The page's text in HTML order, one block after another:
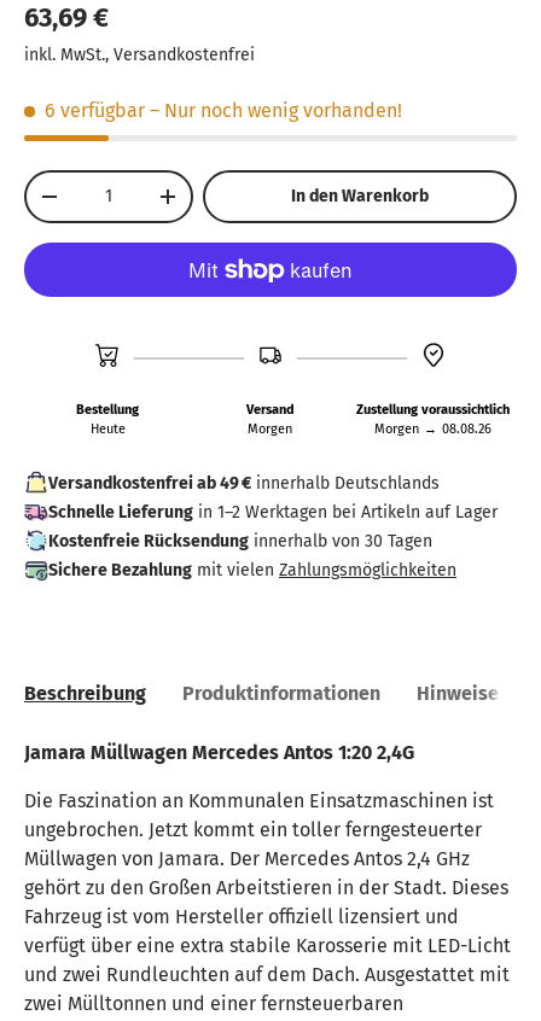
Licht- und Leuchtfunktionen: LED-Lichter vorne und
hinten sowie Rundleuchten auf dem Dach.
4 Radantrieb: Sorgt für starke Leistung und gute
Fahreigenschaften auch auf unebenem Gelände.
63,69 €
inkl. MwSt., Versandkostenfrei
6 verfügbar – Nur noch wenig vorhanden!
Anzahl
-
+ In den Warenkorb
Bestellung
Heute
Versand
Morgen
Zustellung voraussichtlich
Morgen → 08.08.26
Versandkostenfrei ab 49 € innerhalb Deutschlands
Schnelle Lieferung in 1–2 Werktagen bei Artikeln auf Lager
Kostenfreie Rücksendung innerhalb von 30 Tagen
Sichere Bezahlung mit vielen Zahlungsmöglichkeiten
Beschreibung Produktinformationen Hinweise
Jamara Müllwagen Mercedes Antos 1:20 2,4G
Die Faszination an Kommunalen Einsatzmaschinen ist
ungebrochen. Jetzt kommt ein toller ferngesteuerter
Müllwagen von Jamara. Der Mercedes Antos 2,4 GHz
gehört zu den Großen Arbeitstieren in der Stadt. Dieses
Fahrzeug ist vom Hersteller offiziell lizensiert und
verfügt über eine extra stabile Karosserie mit LED-Licht
und zwei Rundleuchten auf dem Dach. Ausgestattet mit
zwei Mülltonnen und einer fernsteuerbaren